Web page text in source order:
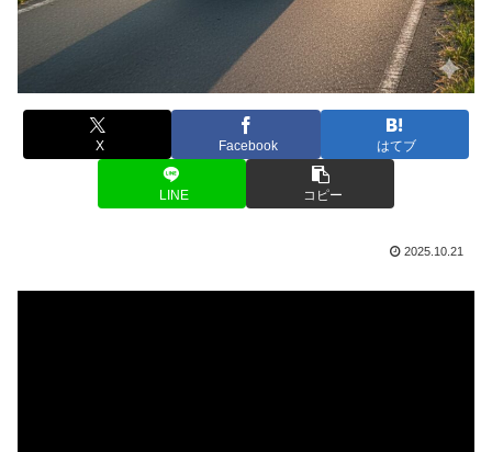
X Facebook はてブ
LINE コピー
2025.10.21